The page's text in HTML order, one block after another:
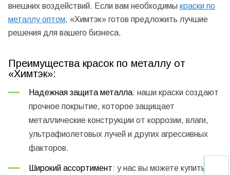
внешних воздействий. Если вам необходимы краски по
металлу оптом, «Химтэк» готов предложить лучшие
решения для вашего бизнеса.
Преимущества красок по металлу от
«Химтэк»:
Надежная защита металла: наши краски создают
прочное покрытие, которое защищает
металлические конструкции от коррозии, влаги,
ультрафиолетовых лучей и других агрессивных
факторов.
Широкий ассортимент: у нас вы можете купить